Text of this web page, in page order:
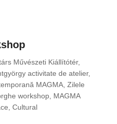
Művészeti Kiállítótér,
activitate de atelier,
MAGMA, Zilele
workshop, MAGMA
Cultural